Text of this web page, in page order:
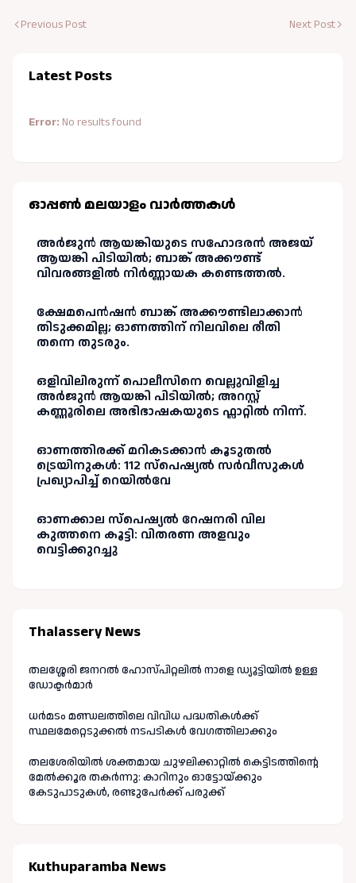
Previous Post Next Post
Latest Posts
Error: No results found
ഓപ്പണ്‍ മലയാളം വാർത്തകള്‍
അർജുൻ ആയങ്കിയുടെ സഹോദരൻ അജയ്
ആയങ്കി പിടിയിൽ; ബാങ്ക് അക്കൗണ്ട്
വിവരങ്ങളിൽ നിർണ്ണായക കണ്ടെത്തൽ.
ക്ഷേമപെൻഷൻ ബാങ്ക് അക്കൗണ്ടിലാക്കാൻ
തിടുക്കമില്ല; ഓണത്തിന് നിലവിലെ രീതി
തന്നെ തുടരും.
ഒളിവിലിരുന്ന് പൊലീസിനെ വെല്ലുവിളിച്ച
അർജുൻ ആയങ്കി പിടിയിൽ; അറസ്റ്റ്
കണ്ണൂരിലെ അഭിഭാഷകയുടെ ഫ്ലാറ്റിൽ നിന്ന്.
ഓണത്തിരക്ക് മറികടക്കാൻ കൂടുതൽ
ട്രെയിനുകൾ: 112 സ്പെഷ്യൽ സർവീസുകൾ
പ്രഖ്യാപിച്ച് റെയിൽവേ
ഓണക്കാല സ്പെഷ്യൽ റേഷനരി വില
കുത്തനെ കൂട്ടി: വിതരണ അളവും
വെട്ടിക്കുറച്ചു
Thalassery News
തലശ്ശേരി ജനറൽ ഹോസ്പിറ്റലിൽ നാളെ ഡ്യൂട്ടിയിൽ ഉള്ള
ഡോക്ടർമാർ
ധർമടം മണ്ഡലത്തിലെ വിവിധ പദ്ധതികൾക്ക്
സ്ഥലമേറ്റെടുക്കൽ നടപടികൾ വേഗത്തിലാക്കും
തലശേരിയിൽ ശക്തമായ ചുഴലിക്കാറ്റിൽ കെട്ടിടത്തിന്റെ
മേൽക്കൂര തകർന്നു: കാറിനും ഓട്ടോയ്ക്കും
കേടുപാടുകൾ, രണ്ടുപേർക്ക് പരുക്ക്
Kuthuparamba News